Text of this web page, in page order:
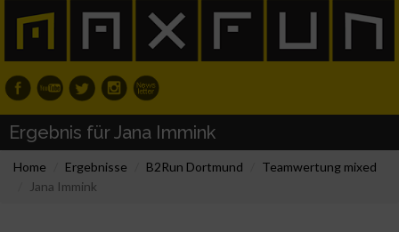
Ergebnis für Jana Immink
Home Ergebnisse B2Run Dortmund
Teamwertung mixed
Jana Immink